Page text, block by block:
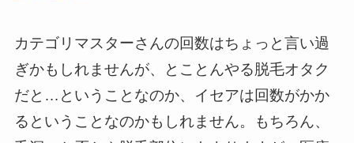
カテゴリマスターさんの回数はちょっと言い過
ぎかもしれませんが、とことんやる脱毛オタク
だと…ということなのか、イセアは回数がかか
るということなのかもしれません。もちろん、